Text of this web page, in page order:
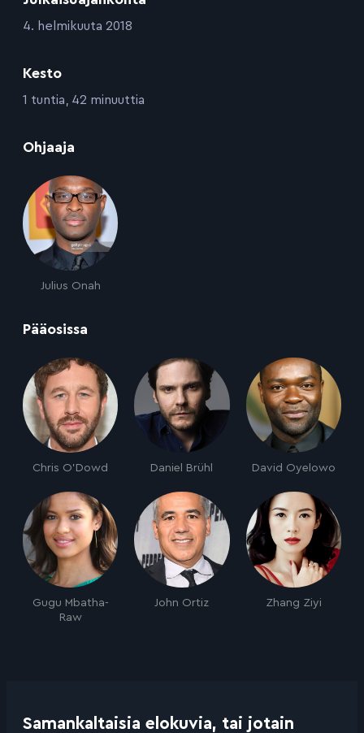
:4. helmikuuta 2018
Kesto
:1 tuntia, 42 minuuttia
Ohjaaja
Julius Onah
Pääosissa
Chris O'Dowd Daniel Brühl David Oyelowo
Gugu Mbatha-
Raw
John Ortiz Zhang Ziyi
Samankaltaisia elokuvia, tai jotain